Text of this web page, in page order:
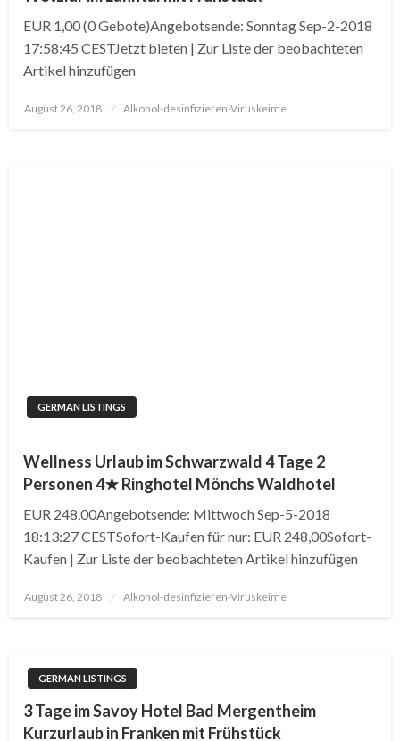
EUR 1,00 (0 Gebote)Angebotsende: Sonntag Sep-2-2018
17:58:45 CESTJetzt bieten | Zur Liste der beobachteten
Artikel hinzufügen
Posted
August 26, 2018 Alkohol-desinfizieren-Viruskeime
GERMAN LISTINGS
Wellness Urlaub im Schwarzwald 4 Tage 2
Personen 4★ Ringhotel Mönchs Waldhotel
EUR 248,00Angebotsende: Mittwoch Sep-5-2018
18:13:27 CESTSofort-Kaufen für nur: EUR 248,00Sofort-
Kaufen | Zur Liste der beobachteten Artikel hinzufügen
Posted
August 26, 2018 Alkohol-desinfizieren-Viruskeime
GERMAN LISTINGS
3 Tage im Savoy Hotel Bad Mergentheim
Kurzurlaub in Franken mit Frühstück